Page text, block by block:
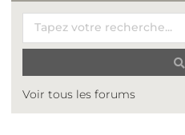
Voir tous les forums